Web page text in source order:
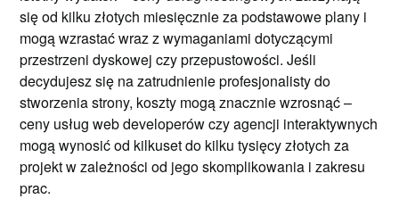
się od kilku złotych miesięcznie za podstawowe plany i
mogą wzrastać wraz z wymaganiami dotyczącymi
przestrzeni dyskowej czy przepustowości. Jeśli
decydujesz się na zatrudnienie profesjonalisty do
stworzenia strony, koszty mogą znacznie wzrosnąć –
ceny usług web developerów czy agencji interaktywnych
mogą wynosić od kilkuset do kilku tysięcy złotych za
projekt w zależności od jego skomplikowania i zakresu
prac.